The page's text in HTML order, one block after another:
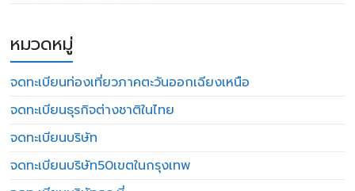
หมวดหมู่
จดทะเบียนท่องเที่ยวภาคตะวันออกเฉียงเหนือ
จดทะเบียนธุรกิจต่างชาติในไทย
จดทะเบียนบริษัท
จดทะเบียนบริษัท50เขตในกรุงเทพ